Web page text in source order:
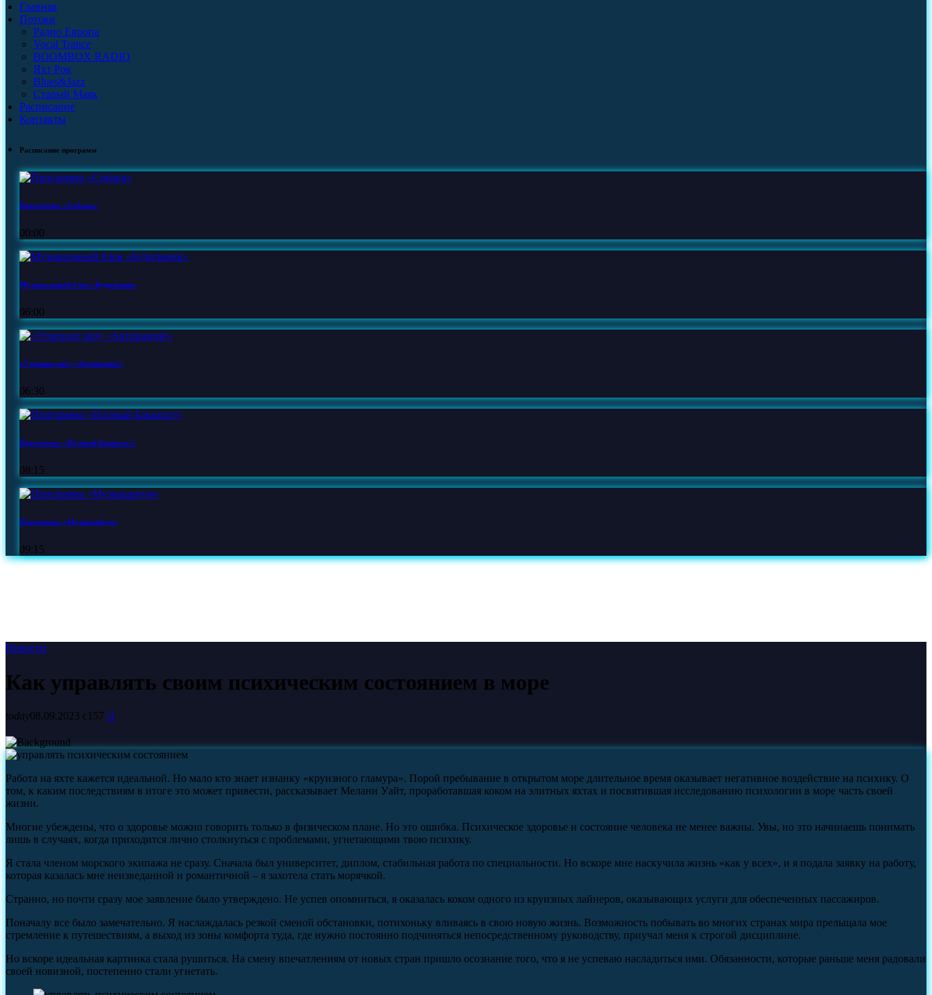
Главная
Потоки
Радио Европа
Vocal Trance
BOOMBOX RADIO
Яхт Рок
Blues&Jazz
Старый Маяк
Расписание
Контакты
Расписание программ
Программа «Собака»
00:00
Музыкальный блок «Будильник»
06:00
«Утреннее шоу «Активация!»
06:30
Программа «Полный Бакштаг!»
08:15
Программа «Музыкариум»
09:15
Новости
Как управлять своим психическим состоянием в море
today08.09.2023 157 1
Работа на яхте кажется идеальной. Но мало кто знает изнанку «круизного гламура». Порой пребывание в открытом море длительное время оказывает негативное воздействие на психику. О
том, к каким последствиям в итоге это может привести, рассказывает Мелани Уайт, проработавшая коком на элитных яхтах и посвятившая исследованию психологии в море часть своей
жизни.
Многие убеждены, что о здоровье можно говорить только в физическом плане. Но это ошибка. Психическое здоровье и состояние человека не менее важны. Увы, но это начинаешь понимать
лишь в случаях, когда приходится лично столкнуться с проблемами, угнетающими твою психику.
Я стала членом морского экипажа не сразу. Сначала был университет, диплом, стабильная работа по специальности. Но вскоре мне наскучила жизнь «как у всех», и я подала заявку на работу,
которая казалась мне неизведанной и романтичной – я захотела стать морячкой.
Странно, но почти сразу мое заявление было утверждено. Не успев опомниться, я оказалась коком одного из круизных лайнеров, оказывающих услуги для обеспеченных пассажиров.
Поначалу все было замечательно. Я наслаждалась резкой сменой обстановки, потихоньку вливаясь в свою новую жизнь. Возможность побывать во многих странах мира прельщала мое
стремление к путешествиям, а выход из зоны комфорта туда, где нужно постоянно подчиняться непосредственному руководству, приучал меня к строгой дисциплине.
Но вскоре идеальная картинка стала рушиться. На смену впечатлениям от новых стран пришло осознание того, что я не успеваю насладиться ими. Обязанности, которые раньше меня радовали
своей новизной, постепенно стали угнетать.